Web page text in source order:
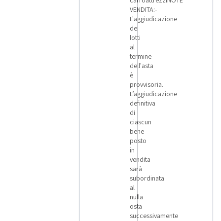
VENDITA:-
L'aggiudicazione
dei
lotti
al
termine
dell'asta
è
provvisoria.
L’aggiudicazione
definitiva
di
ciascun
bene
posto
in
vendita
sarà
subordinata
al
nulla
osta
successivamente